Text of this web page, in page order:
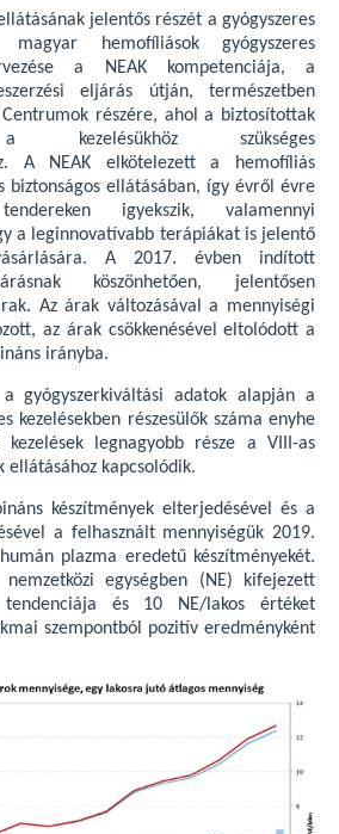
jelentős részét a gyógyszeres
hemofíliások gyógyszeres
a NEAK kompetenciája, a
eljárás útján, természetben
részére, ahol a biztosítottak
a kezelésükhöz szükséges
A NEAK elkötelezett a hemofíliás
biztonságos ellátásában, így évről évre
igyekszik, valamennyi
a leginnovatívabb terápiákat is jelentő
A 2017. évben indított
köszönhetően, jelentősen
Az árak változásával a mennyiségi
az árak csökkenésével eltolódott a
irányba.
gyógyszerkiváltási adatok alapján a
kezelésekben részesülők száma enyhe
legnagyobb része a VIII-as
kapcsolódik.
készítmények elterjedésével és a
a felhasznált mennyiségük 2019.
plazma eredetű készítményekét.
egységben (NE) kifejezett
tendenciája és 10 NE/lakos értéket
szempontból pozitív eredményként